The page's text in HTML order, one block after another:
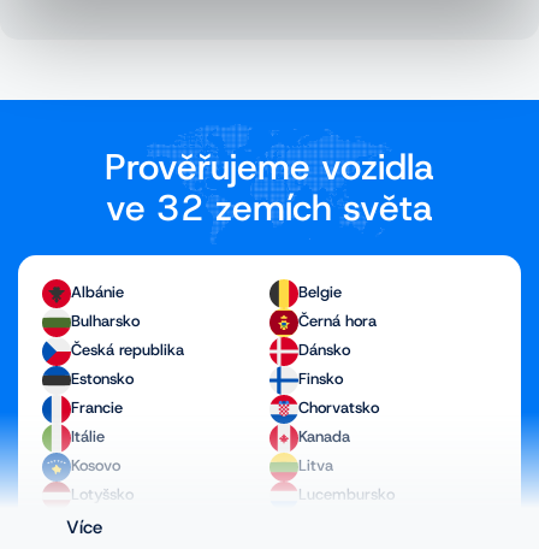
Prověřujeme vozidla
ve 32 zemích světa
Albánie
Belgie
Bulharsko
Černá hora
Česká republika
Dánsko
Estonsko
Finsko
Francie
Chorvatsko
Itálie
Kanada
Kosovo
Litva
Lotyšsko
Lucembursko
Maďarsko
Více